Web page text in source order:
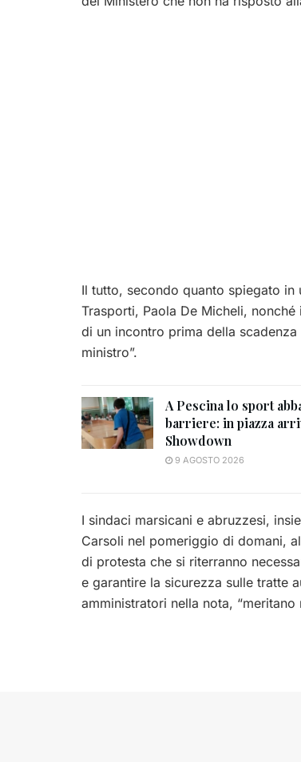
Il tutto, secondo quanto spiegato in
Trasporti, Paola De Micheli,
di un incontro prima della
ministro”.
A Pescina lo sport
barriere: in piazza
Showdown
9 AGOSTO 2026
I sindaci marsicani e abruzzesi,
Carsoli nel pomeriggio di domani,
di protesta che si riterranno
e garantire la sicurezza sulle tratte
amministratori nella nota, “meritano